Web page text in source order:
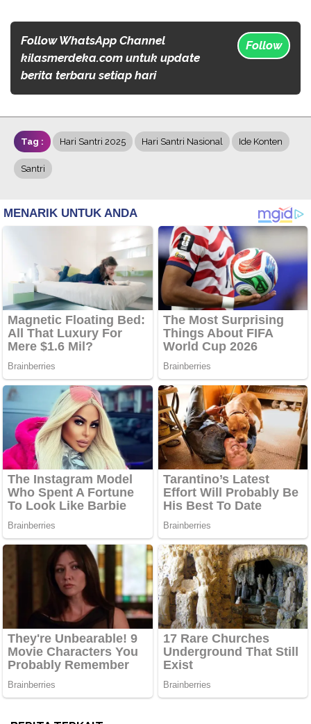
Follow WhatsApp Channel
kilasmerdeka.com untuk update
berita terbaru setiap hari
Follow
Tag : Hari Santri 2025 Hari Santri Nasional Ide Konten
Santri